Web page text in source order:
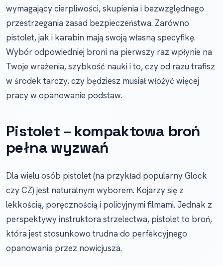
wymagający cierpliwości, skupienia i bezwzględnego
przestrzegania zasad bezpieczeństwa. Zarówno
pistolet, jak i karabin mają swoją własną specyfikę.
Wybór odpowiedniej broni na pierwszy raz wpłynie na
Twoje wrażenia, szybkość nauki i to, czy od razu trafisz
w środek tarczy, czy będziesz musiał włożyć więcej
pracy w opanowanie podstaw.
Pistolet – kompaktowa broń
pełna wyzwań
Dla wielu osób pistolet (na przykład popularny Glock
czy CZ) jest naturalnym wyborem. Kojarzy się z
lekkością, poręcznością i policyjnymi filmami. Jednak z
perspektywy instruktora strzelectwa, pistolet to broń,
która jest stosunkowo trudna do perfekcyjnego
opanowania przez nowicjusza.